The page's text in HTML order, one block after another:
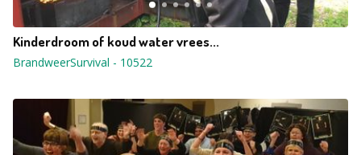
Kinderdroom of koud water vrees...
BrandweerSurvival - 10522